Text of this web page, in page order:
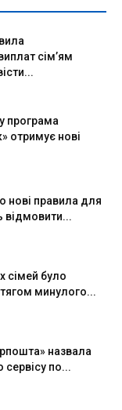
сім’ям
програма
отримує нові
нові правила для
відмовити...
сімей було
минулого...
назвала
сервісу по...